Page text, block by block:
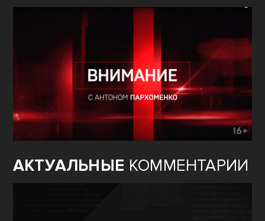
АКТУАЛЬНЫЕ КОММЕНТАРИИ